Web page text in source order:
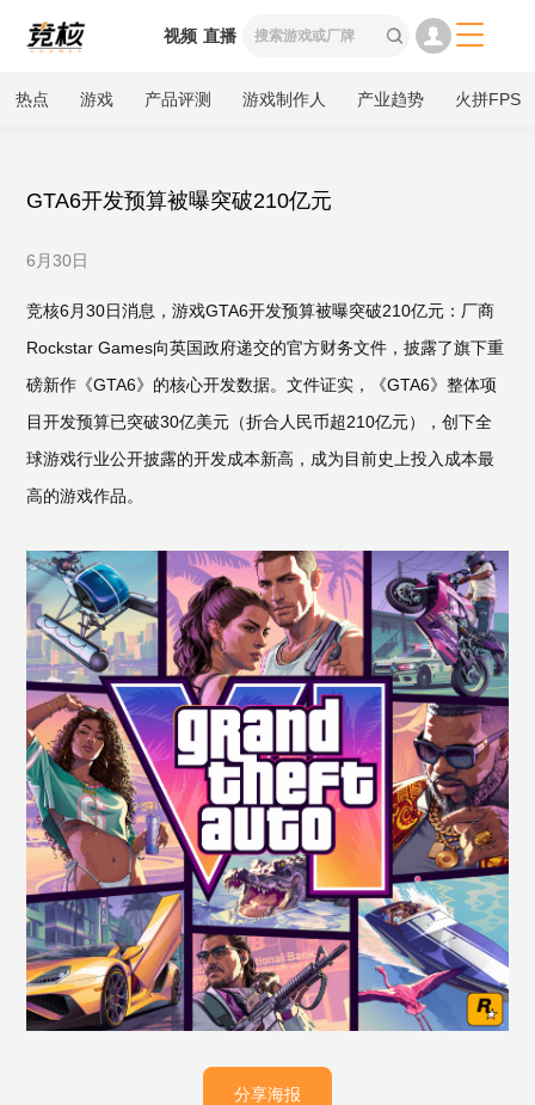
视频 直播  
热点 游戏 产品评测 游戏制作人 产业趋势 火拼FPS
GTA6开发预算被曝突破210亿元
6月30日
竞核6月30日消息，游戏GTA6开发预算被曝突破210亿元：厂商
Rockstar Games向英国政府递交的官方财务文件，披露了旗下重
磅新作《GTA6》的核心开发数据。文件证实，《GTA6》整体项
目开发预算已突破30亿美元（折合人民币超210亿元），创下全
球游戏行业公开披露的开发成本新高，成为目前史上投入成本最
高的游戏作品。
分享海报